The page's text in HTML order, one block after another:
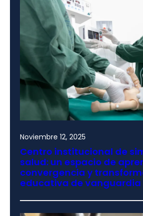
Noviembre 12, 2025
Centro institucional de
salud: un espacio de
convergencia y
educativa de vanguardia